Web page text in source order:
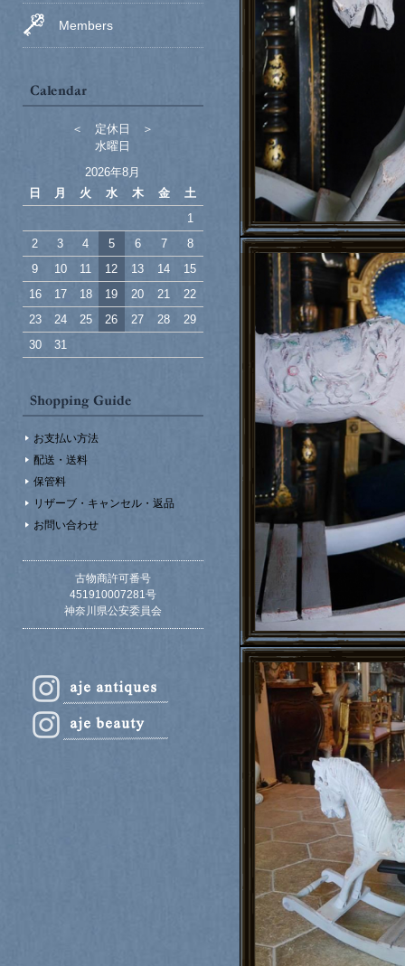
Members
＜ 定休日 ＞
水曜日
2026年8月
日
月 火 水 木 金
土
1
2
3 4 5 6 7
8
9
10 11 12 13 14
15
16
17 18 19 20 21
22
23
24 25 26 27 28
29
30
31
お支払い方法
配送・送料
保管料
リザーブ・キャンセル・返品
お問い合わせ
古物商許可番号
451910007281号
神奈川県公安委員会